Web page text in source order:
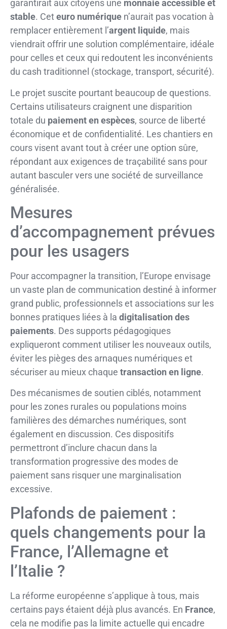
garantirait aux citoyens une monnaie accessible et
stable. Ceteuro numérique n’aurait pas vocation à
remplacer entièrement l’argent liquide, mais
viendrait offrir une solution complémentaire, idéale
pour celles et ceux qui redoutent les inconvénients
du cash traditionnel (stockage, transport, sécurité).
Le projet suscite pourtant beaucoup de questions.
Certains utilisateurs craignent une disparition
totale du paiement en espèces, source de liberté
économique et de confidentialité. Les chantiers en
cours visent avant tout à créer une option sûre,
répondant aux exigences de traçabilité sans pour
autant basculer vers une société de surveillance
généralisée.
Mesures
d’accompagnement prévues
pour les usagers
Pour accompagner la transition, l’Europe envisage
un vaste plan de communication destiné à informer
grand public, professionnels et associations sur les
bonnes pratiques liées à la digitalisation des
paiements. Des supports pédagogiques
expliqueront comment utiliser les nouveaux outils,
éviter les pièges des arnaques numériques et
sécuriser au mieux chaque transaction en ligne.
Des mécanismes de soutien ciblés, notamment
pour les zones rurales ou populations moins
familières des démarches numériques, sont
également en discussion. Ces dispositifs
permettront d’inclure chacun dans la
transformation progressive des modes de
paiement sans risquer une marginalisation
excessive.
Plafonds de paiement :
quels changements pour la
France, l’Allemagne et
l’Italie ?
La réforme européenne s’applique à tous, mais
certains pays étaient déjà plus avancés. En France,
cela ne modifie pas la limite actuelle qui encadre